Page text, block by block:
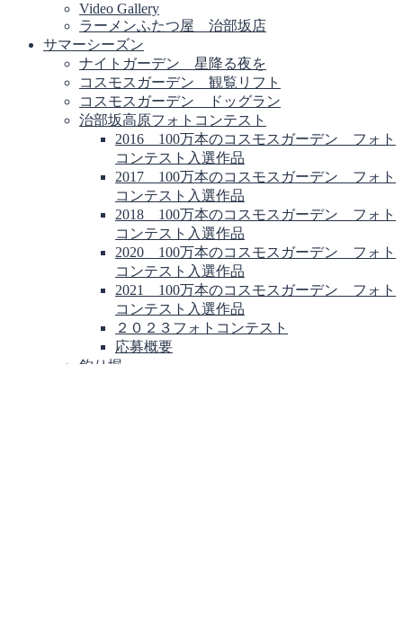
Video Gallery
ラーメンふたつ屋 治部坂店
サマーシーズン
ナイトガーデン 星降る夜を
コスモスガーデン 観覧リフト
コスモスガーデン ドッグラン
治部坂高原フォトコンテスト
2016 100万本のコスモスガーデン フォト
コンテスト入選作品
2017 100万本のコスモスガーデン フォト
コンテスト入選作品
2018 100万本のコスモスガーデン フォト
コンテスト入選作品
2020 100万本のコスモスガーデン フォト
コンテスト入選作品
2021 100万本のコスモスガーデン フォト
コンテスト入選作品
２０２３フォトコンテスト
応募概要
釣り堀